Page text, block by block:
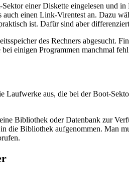
einer Diskette eingelesen und in
auch einen Link-Virentest an. Dazu
ist. Dafür sind aber
des Rechners abgesucht.
bei einigen Programmen manchmal
Laufwerke aus, die bei der Boot-
Bibliothek oder Datenbank zur
die Bibliothek aufgenommen. Man